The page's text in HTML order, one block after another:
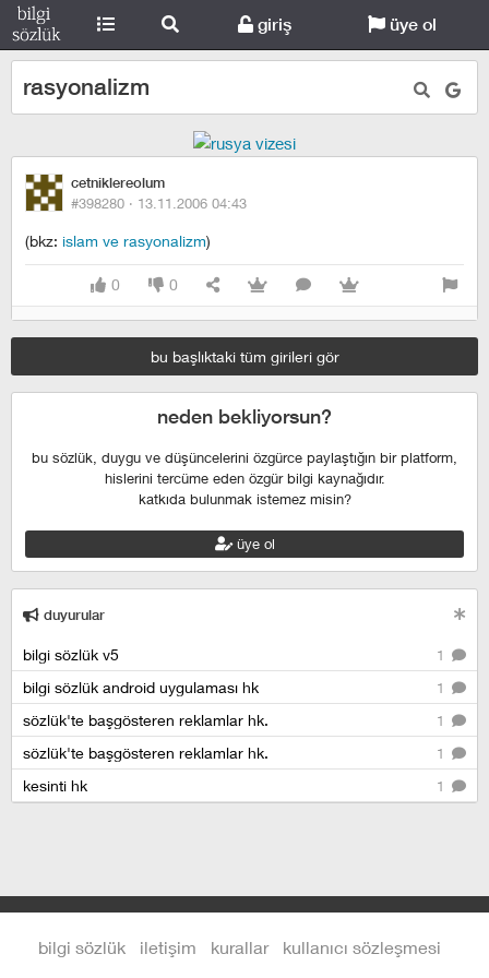
giriş üye ol
rasyonalizm
cetniklereolum
#398280 · 13.11.2006 04:43
(bkz: islam ve rasyonalizm)
0 0
bu başlıktaki tüm girileri gör
neden bekliyorsun?
bu sözlük, duygu ve düşüncelerini özgürce paylaştığın bir platform,
hislerini tercüme eden özgür bilgi kaynağıdır.
katkıda bulunmak istemez misin?
üye ol
duyurular
1
bilgi sözlük v5
1
bilgi sözlük android uygulaması hk
1
sözlük'te başgösteren reklamlar hk.
1
sözlük'te başgösteren reklamlar hk.
1
kesinti hk
bilgi sözlük iletişim kurallar kullanıcı sözleşmesi